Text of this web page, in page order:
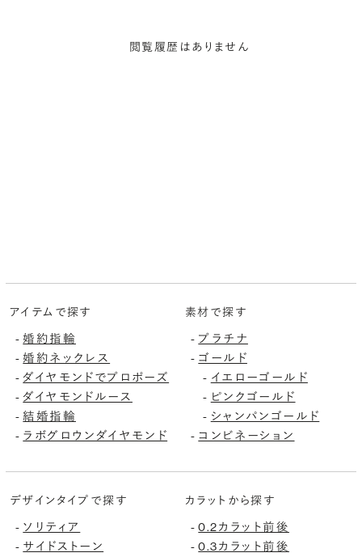
閲覧履歴はありません
アイテムで探す
-婚約指輪
-婚約ネックレス
-ダイヤモンドでプロポーズ
-ダイヤモンドルース
-結婚指輪
- ラボグロウンダイヤモンド
素材で探す
- プラチナ
- ゴールド
- イエローゴールド
- ピンクゴールド
- シャンパンゴールド
- コンビネーション
デザインタイプで探す
- ソリティア
- サイドストーン
カラットから探す
-0.2カラット前後
-0.3カラット前後